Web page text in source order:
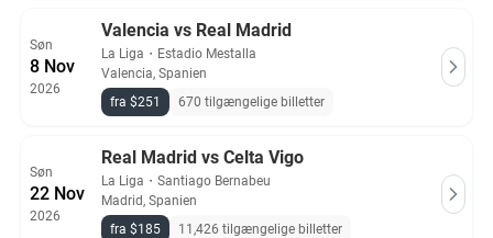
Søn
8 Nov
2026
Valencia vs Real Madrid
La Liga ・ Estadio Mestalla
Valencia, Spanien
fra $251
670 tilgængelige billetter
Søn
22 Nov
2026
Real Madrid vs Celta Vigo
La Liga ・ Santiago Bernabeu
Madrid, Spanien
fra $185
11,426 tilgængelige billetter